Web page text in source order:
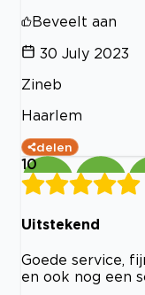
Beveelt aan
30 July 2023
Zineb
Haarlem
delen
10
Uitstekend
Goede service,
en ook nog een